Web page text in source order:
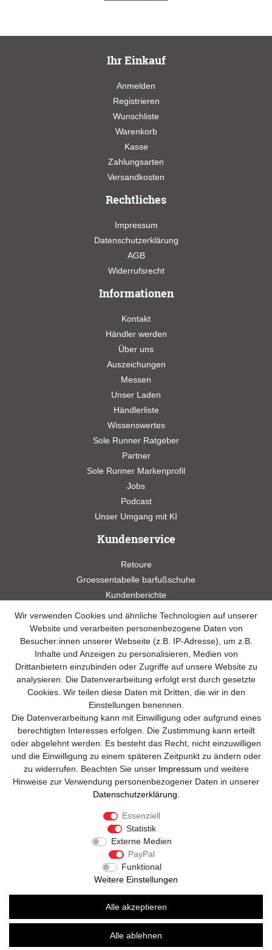
Ihr Einkauf
Anmelden
Registrieren
Wunschliste
Warenkorb
Kasse
Zahlungsarten
Versandkosten
Rechtliches
Impressum
Datenschutzerklärung
AGB
Widerrufsrecht
Informationen
Kontakt
Händler werden
Über uns
Auszeichungen
Messen
Unser Laden
Händlerliste
Wissenswertes
Sole Runner Ratgeber
Partner
Sole Runner Markenprofil
Jobs
Podcast
Unser Umgang mit KI
Kundenservice
Retoure
Groessentabelle barfußschuhe
Kundenberichte
Studien
Videos
Widerrufsformular
Kontakt
info@sole-runner.com
+49 (0)8807-244 98 89
Telefon Support Mo. - Fr. 08:00 - 18:00
Anrufe aus dem dt. Festnetz zum Ortstarif, Preise aus dem Mobilfunknetz
ggf. abweichend (abhängig vom Provider).
© Copyright 2026 | Alle Rechte vorbehalten. -
Sole Runner Barfußschuhe | Realisation
colornativ /
Wir verwenden Cookies und ähnliche Technologien auf unserer
Website und verarbeiten personenbezogene Daten von
Besucher:innen unserer Webseite (z.B. IP-Adresse), um z.B.
Inhalte und Anzeigen zu personalisieren, Medien von
Drittanbietern einzubinden oder Zugriffe auf unsere Website zu
analysieren. Die Datenverarbeitung erfolgt erst durch gesetzte
Cookies. Wir teilen diese Daten mit Dritten, die wir in den
Einstellungen benennen.
Die Datenverarbeitung kann mit Einwilligung oder aufgrund eines
berechtigten Interesses erfolgen. Die Zustimmung kann erteilt
oder abgelehnt werden. Es besteht das Recht, nicht einzuwilligen
und die Einwilligung zu einem späteren Zeitpunkt zu ändern oder
zu widerrufen. Beachten Sie unser Impressum und weitere
Hinweise zur Verwendung personenbezogener Daten in unserer
Daten­schutz­erklärung.
Essenziell
Statistik
Externe Medien
PayPal
Funktional
Weitere Einstellungen
Alle akzeptieren
Alle ablehnen